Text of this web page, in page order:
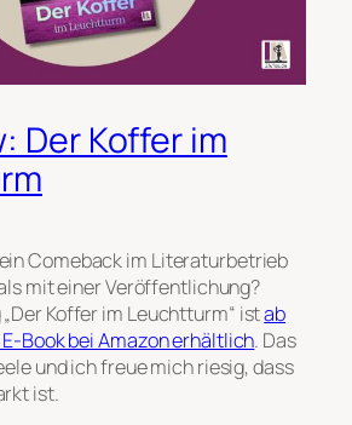
Der Koffer im
Comeback im Literaturbetrieb
mit einer Veröffentlichung?
Koffer im Leuchtturm“ istab
Book bei Amazon erhältlich. Das
und ich freue mich riesig, dass
ist.